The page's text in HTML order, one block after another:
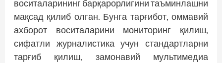
воситаларининг барқарорлигини таъминлашни
мақсад қилиб олган. Бунга тарғибот, оммавий
ахборот воситаларини мониторинг қилиш,
сифатли журналистика учун стандартларни
тарғиб қилиш, замонавий мультимедиа